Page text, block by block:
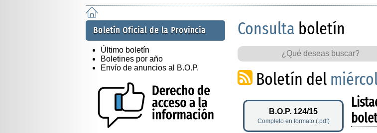
Boletín Oficial de la Provincia
Último boletín
Boletines por año
Envío de anuncios al B.O.P.
Consulta boletín
Boletín del
B.O.P. 124/15
Completo en formato (.pdf)